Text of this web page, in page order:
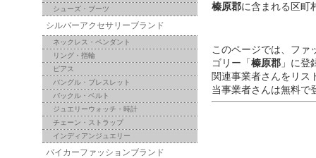
榛原郡に含まれる区町
このページでは、ファ
ゴリー「榛原郡 」に登
関連事業者さんをリ
当事業者さんは無料で
シューズ・ブーツ
シルバーアクセサリーブランド
ネックレス・ペンダント
リング・指輪
ピアス
バングル・ブレスレット
バックル・ベルト
ジュエリーウォッチ・時計
チェーン・ストラップ
インディアンジュエリー
バイカーファッションブランド